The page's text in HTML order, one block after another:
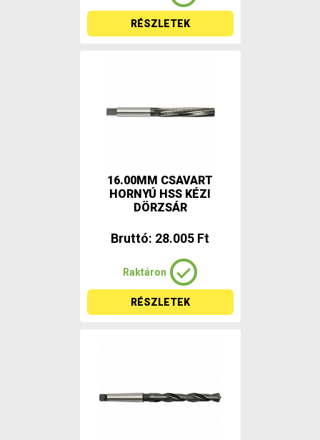
RÉSZLETEK
16.00MM CSAVART
HORNYÚ HSS KÉZI
DÖRZSÁR
Bruttó: 28.005 Ft
Raktáron
RÉSZLETEK